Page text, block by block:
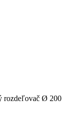
rozdeľovač Ø 200